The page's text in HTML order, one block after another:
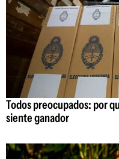
Todos preocupados: por
siente ganador